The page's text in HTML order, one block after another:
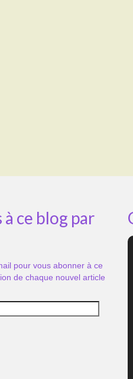
ce blog par
pour vous abonner à ce
de chaque nouvel article